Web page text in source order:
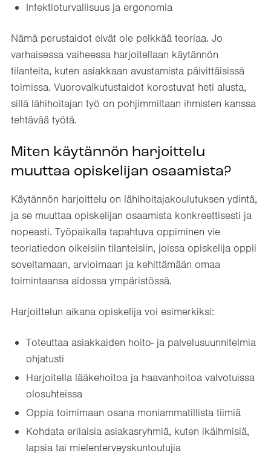
Infektioturvallisuus ja ergonomia
Nämä perustaidot eivät ole pelkkää teoriaa. Jo
varhaisessa vaiheessa harjoitellaan käytännön
tilanteita, kuten asiakkaan avustamista päivittäisissä
toimissa. Vuorovaikutustaidot korostuvat heti alusta,
sillä lähihoitajan työ on pohjimmiltaan ihmisten kanssa
tehtävää työtä.
Miten käytännön harjoittelu
muuttaa opiskelijan osaamista?
Käytännön harjoittelu on lähihoitajakoulutuksen ydintä,
ja se muuttaa opiskelijan osaamista konkreettisesti ja
nopeasti. Työpaikalla tapahtuva oppiminen vie
teoriatiedon oikeisiin tilanteisiin, joissa opiskelija oppii
soveltamaan, arvioimaan ja kehittämään omaa
toimintaansa aidossa ympäristössä.
Harjoittelun aikana opiskelija voi esimerkiksi:
Toteuttaa asiakkaiden hoito- ja palvelusuunnitelmia
ohjatusti
Harjoitella lääkehoitoa ja haavanhoitoa valvotuissa
olosuhteissa
Oppia toimimaan osana moniammatillista tiimiä
Kohdata erilaisia asiakasryhmiä, kuten ikäihmisiä,
lapsia tai mielenterveyskuntoutujia